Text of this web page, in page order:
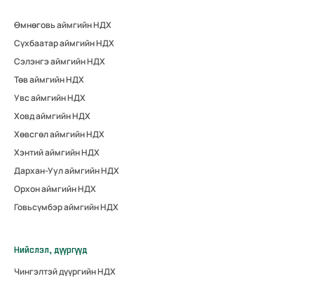
Өмнөговь аймгийн НДХ
Сүхбаатар аймгийн НДХ
Сэлэнгэ аймгийн НДХ
Төв аймгийн НДХ
Увс аймгийн НДХ
Ховд аймгийн НДХ
Хөвсгөл аймгийн НДХ
Хэнтий аймгийн НДХ
Дархан-Уул аймгийн НДХ
Орхон аймгийн НДХ
Говьсүмбэр аймгийн НДХ
Нийслэл, дүүргүүд
Чингэлтэй дүүргийн НДХ